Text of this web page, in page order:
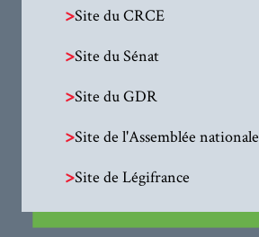
>Site du CRCE
>Site du Sénat
>Site du GDR
>Site de l'Assemblée nationale
>Site de Légifrance